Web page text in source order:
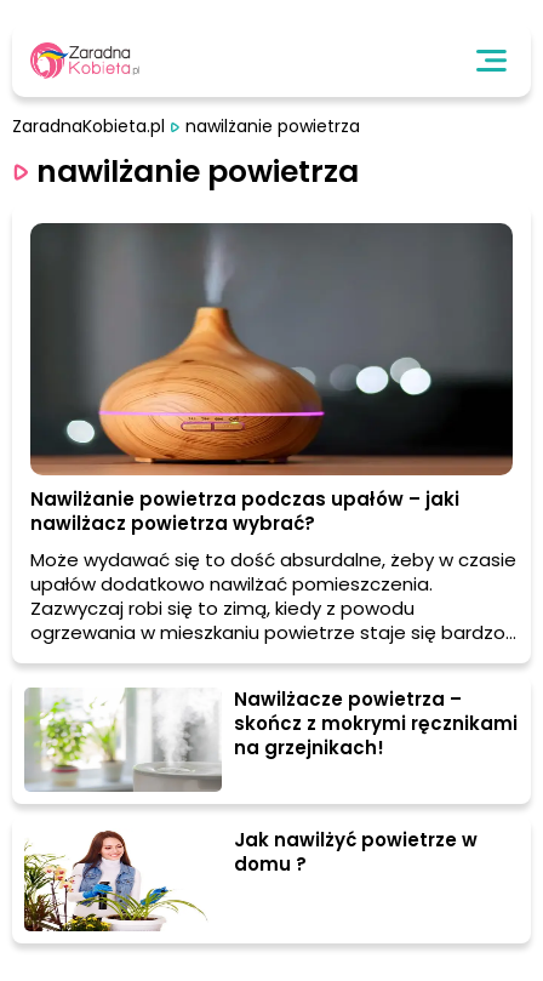
ZaradnaKobieta.pl nawilżanie powietrza
nawilżanie powietrza
Nawilżanie powietrza podczas upałów – jaki
nawilżacz powietrza wybrać?
Może wydawać się to dość absurdalne, żeby w czasie
upałów dodatkowo nawilżać pomieszczenia.
Zazwyczaj robi się to zimą, kiedy z powodu
ogrzewania w mieszkaniu powietrze staje się bardzo
suche. Jednak i latem, kiedy włączasz klimatyzację, w
pomieszczeniach spada wilgotność. Dlatego w
trakcie upałów przyda Ci się nawilżacz powietrza.
Podpowiadamy, jaki sprzęt wybrać.
Nawilżacze powietrza –
skończ z mokrymi ręcznikami
na grzejnikach!
Jak nawilżyć powietrze w
domu ?